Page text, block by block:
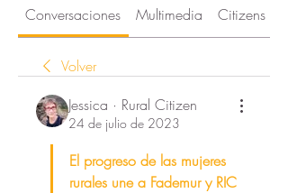
Conversaciones Multimedia Citizens
Volver
Jessica · Rural Citizen
24 de julio de 2023
El progreso de las mujeres
rurales une a Fademur y RIC